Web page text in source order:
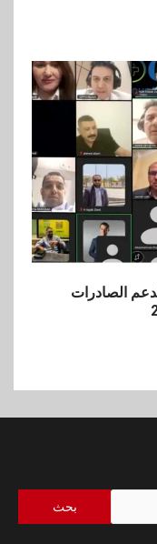
الصادرات